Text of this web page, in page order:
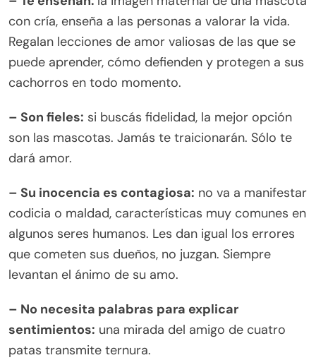
con cría, enseña a las personas a valorar la vida.
Regalan lecciones de amor valiosas de las que se
puede aprender, cómo defienden y protegen a sus
cachorros en todo momento.
– Son fieles: si buscás fidelidad, la mejor opción
son las mascotas. Jamás te traicionarán. Sólo te
dará amor.
– Su inocencia es contagiosa: no va a manifestar
codicia o maldad, características muy comunes en
algunos seres humanos. Les dan igual los errores
que cometen sus dueños, no juzgan. Siempre
levantan el ánimo de su amo.
– No necesita palabras para explicar
sentimientos: una mirada del amigo de cuatro
patas transmite ternura.